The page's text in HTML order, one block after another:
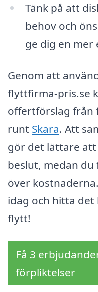
Tänk på att
behov och
ge dig en mer
Genom att
flyttfirma-pris.se
offertförslag från
runt Skara. Att
gör det lättare
beslut, medan
över
idag och hitta
flytt!
Få 3
förpliktelser